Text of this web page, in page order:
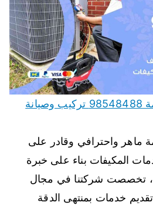
فني تكييف هندي الدسمة 98548488 تركيب وصيانة
ماهر واحترافي وقادر على
المكيفات بناء على خبرة
تخصصت شركتنا في مجال
خدمات بمنتهى الدقة